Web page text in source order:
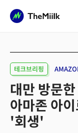
테크브리핑
대만 방문
아마존 아
'회생'